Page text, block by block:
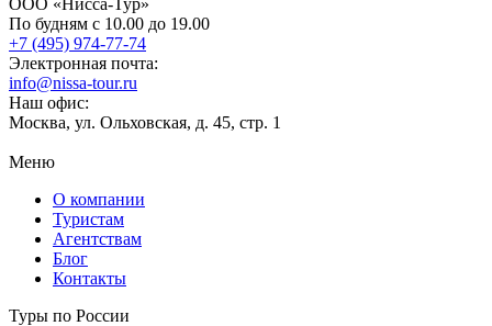
По будням с 10.00 до 19.00
+7 (495) 974-77-74
Электронная почта:
info@nissa-tour.ru
Наш офис:
Москва, ул. Ольховская, д. 45, стр. 1
Меню
О компании
Туристам
Агентствам
Блог
Контакты
Туры по России